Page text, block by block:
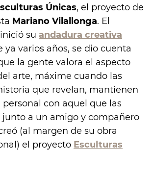
Únicas, el proyecto de
Mariano Vilallonga. El
su andadura creativa
ya varios años, se dio cuenta
la gente valora el aspecto
arte, máxime cuando las
que revelan, mantienen
con aquel que las
junto a un amigo y compañero
(al margen de su obra
el proyecto Esculturas